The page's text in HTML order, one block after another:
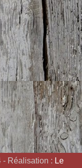
- Réalisation : Le